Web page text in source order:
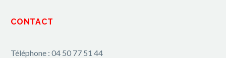
CONTACT
Téléphone : 04 50 77 51 44